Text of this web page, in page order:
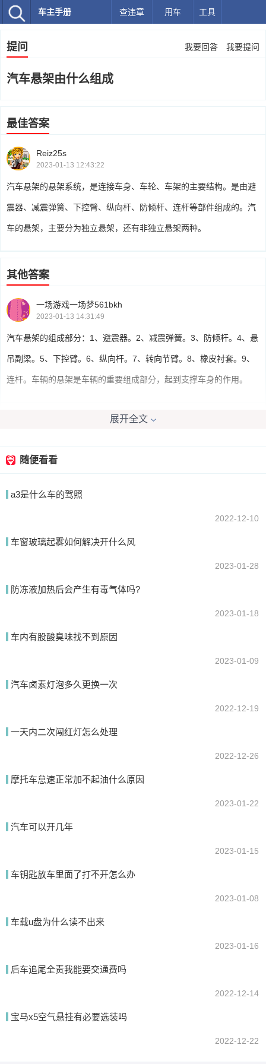
车主手册 查违章 用车 工具
提问 我要回答 我要提问
汽车悬架由什么组成
最佳答案
Reiz25s
2023-01-13 12:43:22
汽车悬架的悬架系统，是连接车身、车轮、车架的主要结构。是由避
震器、减震弹簧、下控臂、纵向杆、防倾杆、连杆等部件组成的。汽
车的悬架，主要分为独立悬架，还有非独立悬架两种。
其他答案
一场游戏一场梦561bkh
2023-01-13 14:31:49
汽车悬架的组成部分：1、避震器。2、减震弹簧。3、防倾杆。4、悬
吊副梁。5、下控臂。6、纵向杆。7、转向节臂。8、橡皮衬套。9、
连杆。车辆的悬架是车辆的重要组成部分，起到支撑车身的作用。
汽车悬架系统是指车身、车架和车轮之间的一个连接结构系统。包含
臂、橡皮衬套和连杆等部件。
我要回答
展开全文
随便看看
a3是什么车的驾照
2022-12-10
车窗玻璃起雾如何解决开什么风
2023-01-28
防冻液加热后会产生有毒气体吗?
2023-01-18
车内有股酸臭味找不到原因
2023-01-09
汽车卤素灯泡多久更换一次
2022-12-19
一天内二次闯红灯怎么处理
2022-12-26
摩托车怠速正常加不起油什么原因
2023-01-22
汽车可以开几年
2023-01-15
车钥匙放车里面了打不开怎么办
2023-01-08
车载u盘为什么读不出来
2023-01-16
后车追尾全责我能要交通费吗
2022-12-14
宝马x5空气悬挂有必要选装吗
2022-12-22